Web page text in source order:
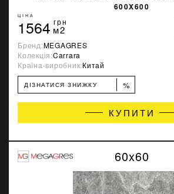
600X600
ЦІНА
1564 грн
м2
Бренд:MEGAGRES
Колекція:Carrara
Країна-виробник:Китай
ДІЗНАТИСЯ ЗНИЖКУ %
КУПИТИ
60x60